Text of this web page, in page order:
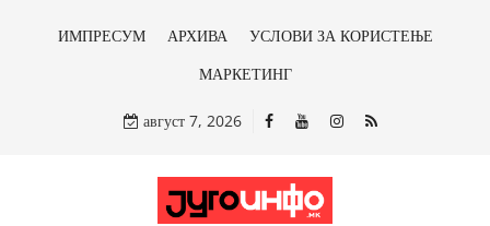
ИМПРЕСУМ АРХИВА
УСЛОВИ ЗА КОРИСТЕЊЕ
МАРКЕТИНГ
август 7, 2026